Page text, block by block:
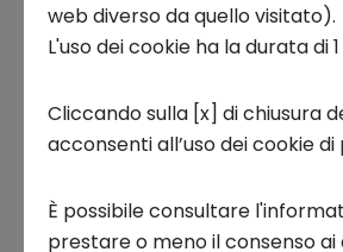
Startup Development
Business Transformation
Ecosystem enabling
Il report offre una
elettrici, mettendo in luce il
queste tecnologie giocano
verso una mobilità sostenibile.
web diverso da quello visitato).
L'uso dei cookie ha la durata di
Cliccando sulla [x] di chiusura
acconsenti all’uso dei cookie di
È possibile consultare
prestare o meno il consenso ai